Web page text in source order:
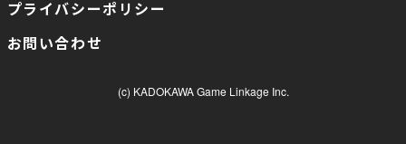
プライバシーポリシー
お問い合わせ
(c) KADOKAWA Game Linkage Inc.